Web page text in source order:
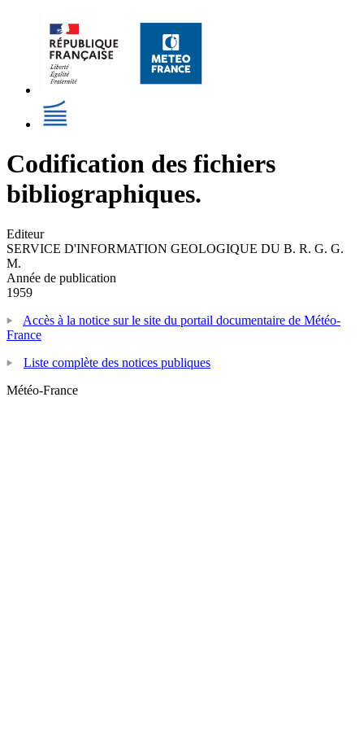
Codification des fichiers
bibliographiques.
Editeur
SERVICE D'INFORMATION GEOLOGIQUE DU B. R. G. G.
M.
Année de publication
1959
Accès à la notice sur le site du portail documentaire de Météo-
France
Liste complète des notices publiques
Météo-France